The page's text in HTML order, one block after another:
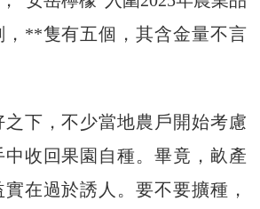
，**隻有五個，其含金量不言
，不少當地農戶開始考慮
收回果園自種。畢竟，畝產
在過於誘人。要不要擴種，